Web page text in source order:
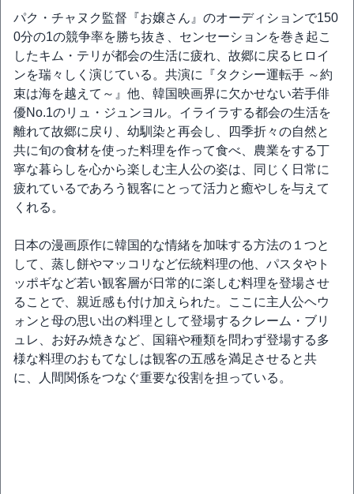
パク・チャヌク監督『お嬢さん』のオーディションで150
0分の1の競争率を勝ち抜き、センセーションを巻き起こ
したキム・テリが都会の生活に疲れ、故郷に戻るヒロイ
ンを瑞々しく演じている。共演に『タクシー運転手 ～約
束は海を越えて～』他、韓国映画界に欠かせない若手俳
優No.1のリュ・ジュンヨル。イライラする都会の生活を
離れて故郷に戻り、幼馴染と再会し、四季折々の自然と
共に旬の食材を使った料理を作って食べ、農業をする丁
寧な暮らしを心から楽しむ主人公の姿は、同じく日常に
疲れているであろう観客にとって活力と癒やしを与えて
くれる。
日本の漫画原作に韓国的な情緒を加味する方法の１つと
して、蒸し餅やマッコリなど伝統料理の他、パスタやト
ッポギなど若い観客層が日常的に楽しむ料理を登場させ
ることで、親近感も付け加えられた。ここに主人公ヘウ
ォンと母の思い出の料理として登場するクレーム・ブリ
ュレ、お好み焼きなど、国籍や種類を問わず登場する多
様な料理のおもてなしは観客の五感を満足させると共
に、人間関係をつなぐ重要な役割を担っている。